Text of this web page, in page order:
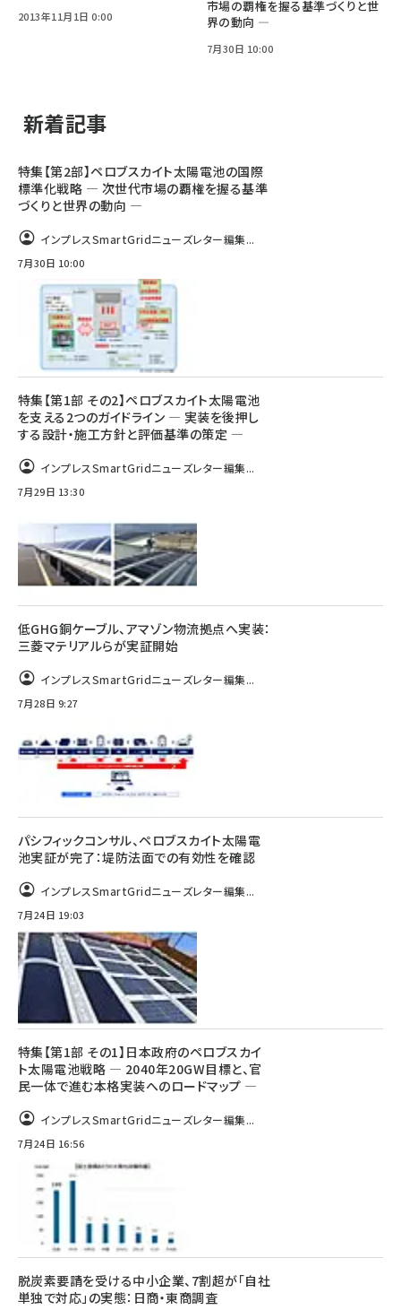
2013年11月1日 0:00
市場の覇権を握る基準づくりと世
界の動向 ―
7月30日 10:00
新着記事
特集【第2部】ペロブスカイト太陽電池の国際
標準化戦略 ― 次世代市場の覇権を握る基準
づくりと世界の動向 ―
インプレスSmartGridニューズレター編集...
7月30日 10:00
特集【第1部 その2】ペロブスカイト太陽電池
を支える2つのガイドライン ― 実装を後押し
する設計・施工方針と評価基準の策定 ―
インプレスSmartGridニューズレター編集...
7月29日 13:30
低GHG銅ケーブル、アマゾン物流拠点へ実装：
三菱マテリアルらが実証開始
インプレスSmartGridニューズレター編集...
7月28日 9:27
パシフィックコンサル、ペロブスカイト太陽電
池実証が完了：堤防法面での有効性を確認
インプレスSmartGridニューズレター編集...
7月24日 19:03
特集【第1部 その1】日本政府のペロブスカイ
ト太陽電池戦略 ― 2040年20GW目標と、官
民一体で進む本格実装へのロードマップ ―
インプレスSmartGridニューズレター編集...
7月24日 16:56
脱炭素要請を受ける中小企業、7割超が「自社
単独で対応」の実態：日商・東商調査